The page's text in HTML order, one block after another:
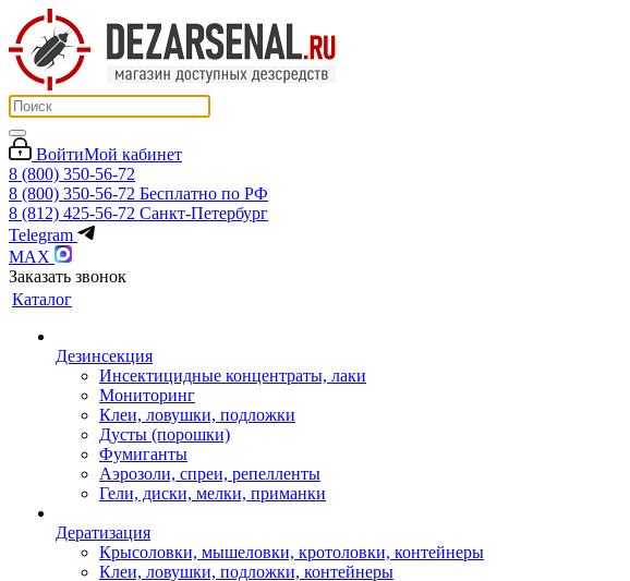
ВойтиМой кабинет
8 (800) 350-56-72
8 (800) 350-56-72 Бесплатно по РФ
8 (812) 425-56-72 Санкт-Петербург
Telegram
MAX
Заказать звонок
Каталог
Дезинсекция
Инсектицидные концентраты, лаки
Мониторинг
Клеи, ловушки, подложки
Дусты (порошки)
Фумиганты
Аэрозоли, спреи, репелленты
Гели, диски, мелки, приманки
Дератизация
Крысоловки, мышеловки, кротоловки, контейнеры
Клеи, ловушки, подложки, контейнеры